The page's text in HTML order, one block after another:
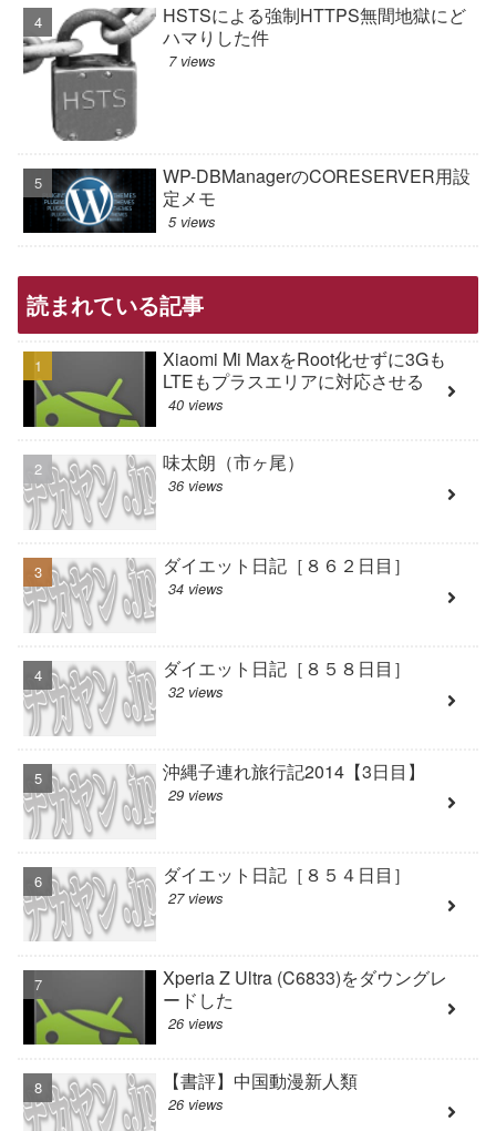
HSTSによる強制HTTPS無間地獄にど
ハマりした件
7 views
WP-DBManagerのCORESERVER用設
定メモ
5 views
読まれている記事
Xiaomi Mi MaxをRoot化せずに3Gも
LTEもプラスエリアに対応させる
40 views
味太朗（市ヶ尾）
36 views
ダイエット日記［８６２日目］
34 views
ダイエット日記［８５８日目］
32 views
沖縄子連れ旅行記2014【3日目】
29 views
ダイエット日記［８５４日目］
27 views
Xperia Z Ultra (C6833)をダウングレ
ードした
26 views
【書評】中国動漫新人類
26 views